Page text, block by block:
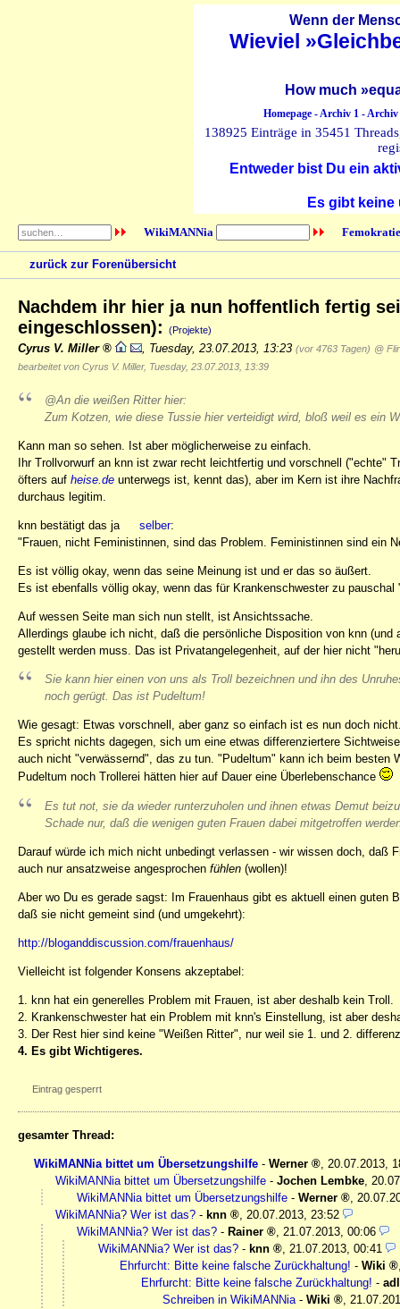
Wenn der
Wieviel
How much
Homepage-Archiv 1-Archiv
138925 Einträge in 35451
Entweder bist Du ein
Es gibt
WikiMANNia
zurück zur Forenübersicht
Nachdem ihr hier ja nun hoffentlich fertig
eingeschlossen):
(Projekte)
Cyrus V. Miller Tuesday, 23.07.2013, 13:23 (vor 4763 Tagen) @
bearbeitet von Cyrus V. Miller, Tuesday, 23.07.2013, 13:39
@An die weißen Ritter hier:
Zum Kotzen, wie diese Tussie hier verteidigt wird, bloß weil es ein
Kann man so sehen. Ist aber möglicherweise zu einfach.
Ihr Trollvorwurf an knn ist zwar recht leichtfertig und vorschnell ("echte"
öfters auf heise.de unterwegs ist, kennt das), aber im Kern ist ihre
durchaus legitim.
knn bestätigt das ja selber:
"Frauen, nicht Feministinnen, sind das Problem. Feministinnen sind ein
Es ist völlig okay, wenn das seine Meinung ist und er das so äußert.
Es ist ebenfalls völlig okay, wenn das für Krankenschwester zu
Auf wessen Seite man sich nun stellt, ist Ansichtssache.
Allerdings glaube ich nicht, daß die persönliche Disposition von knn
gestellt werden muss. Das ist Privatangelegenheit, auf der hier nicht
Sie kann hier einen von uns als Troll bezeichnen und ihn des
noch gerügt. Das ist Pudeltum!
Wie gesagt: Etwas vorschnell, aber ganz so einfach ist es nun doch
Es spricht nichts dagegen, sich um eine etwas differenziertere
auch nicht "verwässernd", das zu tun. "Pudeltum" kann ich beim besten
Pudeltum noch Trollerei hätten hier auf Dauer eine Überlebenschance
Es tut not, sie da wieder runterzuholen und ihnen etwas Demut
Schade nur, daß die wenigen guten Frauen dabei mitgetroffen
Darauf würde ich mich nicht unbedingt verlassen - wir wissen doch, daß
auch nur ansatzweise angesprochen fühlen (wollen)!
Aber wo Du es gerade sagst: Im Frauenhaus gibt es aktuell einen guten
daß sie nicht gemeint sind (und umgekehrt):
http://bloganddiscussion.com/frauenhaus/
Vielleicht ist folgender Konsens akzeptabel:
1. knn hat ein generelles Problem mit Frauen, ist aber deshalb kein Troll.
2. Krankenschwester hat ein Problem mit knn's Einstellung, ist aber
3. Der Rest hier sind keine "Weißen Ritter", nur weil sie 1. und 2.
4. Es gibt Wichtigeres.
Eintrag gesperrt
gesamter Thread:
WikiMANNia bittet um Übersetzungshilfe - Werner , 20.07.2013,
WikiMANNia bittet um Übersetzungshilfe - Jochen Lembke,
WikiMANNia bittet um Übersetzungshilfe - Werner ,
WikiMANNia? Wer ist das? - knn , 20.07.2013, 23:52
WikiMANNia? Wer ist das? - Rainer , 21.07.2013, 00:06
WikiMANNia? Wer ist das? - knn , 21.07.2013, 00:41
Ehrfurcht: Bitte keine falsche Zurückhaltung! - Wiki
Ehrfurcht: Bitte keine falsche Zurückhaltung! -
Schreiben in WikiMANNia- Wiki ,